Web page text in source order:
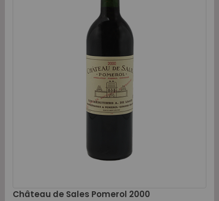
Château de Sales Pomerol 2000